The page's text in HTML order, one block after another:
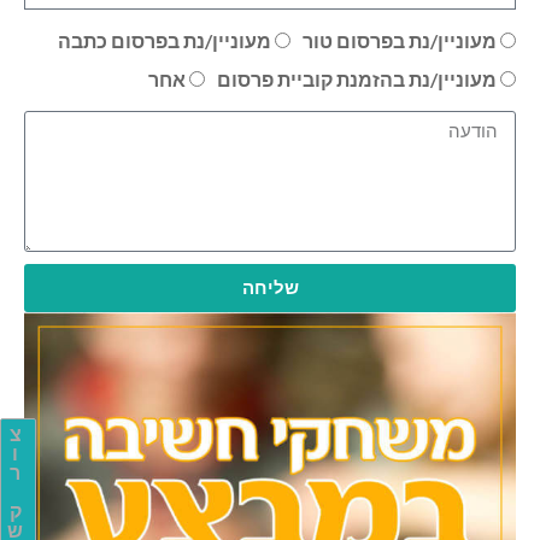
צ
ו
ר
ק
ש
מעוניין/נת בפרסום טור
מעוניין/נת בפרסום כתבה
מעוניין/נת בהזמנת קוביית פרסום
אחר
שליחה